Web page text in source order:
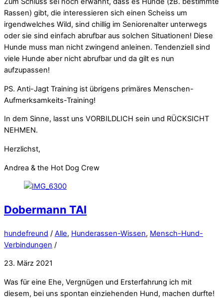
Rassen) gibt, die interessieren sich einen Scheiss um
irgendwelches Wild, sind chillig im Seniorenalter unterwegs
oder sie sind einfach abrufbar aus solchen Situationen! Diese
Hunde muss man nicht zwingend anleinen. Tendenziell sind
viele Hunde aber nicht abrufbar und da gilt es nun
aufzupassen!
PS. Anti-Jagt Training ist übrigens primäres Menschen-
Aufmerksamkeits-Training!
In dem Sinne, lasst uns VORBILDLICH sein und RÜCKSICHT
NEHMEN.
Herzlichst,
Andrea & the Hot Dog Crew
Dobermann TAI
hundefreund / Alle, Hunderassen-Wissen, Mensch-Hund-
Verbindungen /
23. März 2021
Was für eine Ehe, Vergnügen und Ersterfahrung ich mit
diesem, bei uns spontan einziehenden Hund, machen durfte!